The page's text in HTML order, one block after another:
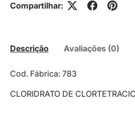
Compartilhar:
Descrição Avaliações (0)
Cod. Fábrica: 783
CLORIDRATO DE